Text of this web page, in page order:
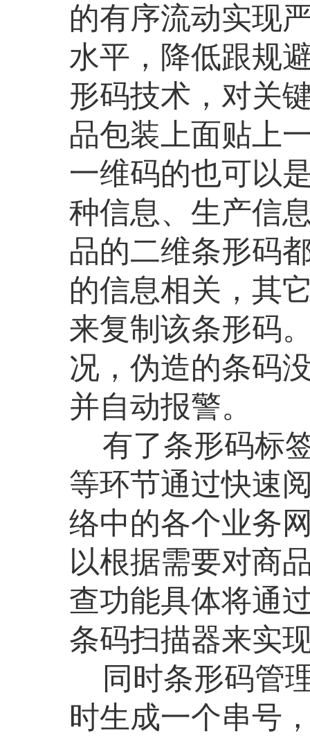
的有序流动实现
水平，降低跟规
形码技术，对关
品包装上面贴上
一维码的也可以
种信息、生产信
品的二维条形码
的信息相关，其
来复制该条形码
况，伪造的条码
并自动报警。
有了条形码标
等环节通过快速
络中的各个业务
以根据需要对商
查功能具体将通
条码扫描器来实
同时条形码管
时生成一个串号